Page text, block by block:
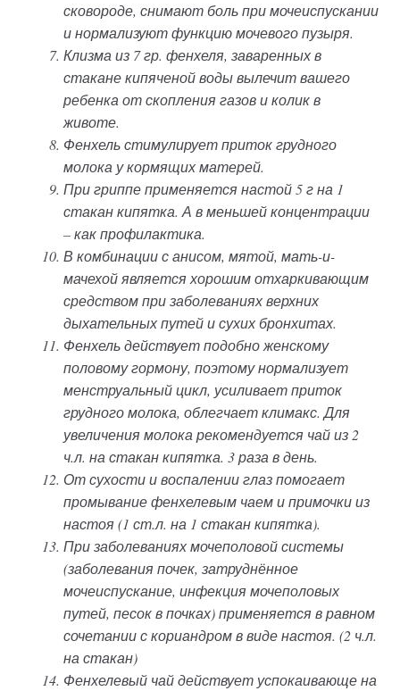
сковороде, снимают боль при мочеиспускании
и нормализуют функцию мочевого пузыря.
Клизма из 7 гр. фенхеля, заваренных в
стакане кипяченой воды вылечит вашего
ребенка от скопления газов и колик в
животе.
Фенхель стимулирует приток грудного
молока у кормящих матерей.
При гриппе применяется настой 5 г на 1
стакан кипятка. А в меньшей концентрации
– как профилактика.
В комбинации с анисом, мятой, мать-и-
мачехой является хорошим отхаркивающим
средством при заболеваниях верхних
дыхательных путей и сухих бронхитах.
Фенхель действует подобно женскому
половому гормону, поэтому нормализует
менструальный цикл, усиливает приток
грудного молока, облегчает климакс. Для
увеличения молока рекомендуется чай из 2
ч.л. на стакан кипятка. 3 раза в день.
От сухости и воспалении глаз помогает
промывание фенхелевым чаем и примочки из
настоя (1 ст.л. на 1 стакан кипятка).
При заболеваниях мочеполовой системы
(заболевания почек, затруднённое
мочеиспускание, инфекция мочеполовых
путей, песок в почках) применяется в равном
сочетании с кориандром в виде настоя. (2 ч.л.
на стакан)
Фенхелевый чай действует успокаивающе на